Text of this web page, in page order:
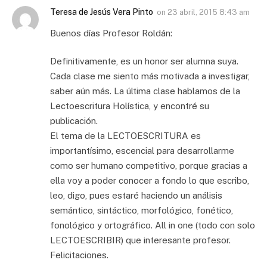
Teresa de Jesús Vera Pinto on 23 abril, 2015 8:43 am
Buenos días Profesor Roldán:
Definitivamente, es un honor ser alumna suya.
Cada clase me siento más motivada a investigar,
saber aún más. La última clase hablamos de la
Lectoescritura Holística, y encontré su
publicación.
El tema de la LECTOESCRITURA es
importantísimo, escencial para desarrollarme
como ser humano competitivo, porque gracias a
ella voy a poder conocer a fondo lo que escribo,
leo, digo, pues estaré haciendo un análisis
semántico, sintáctico, morfológico, fonético,
fonológico y ortográfico. All in one (todo con solo
LECTOESCRIBIR) que interesante profesor.
Felicitaciones.